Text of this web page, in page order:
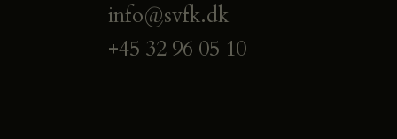
info@svfk.dk
+45 32 96 05 10